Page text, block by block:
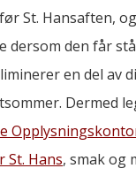
St. Hansaften,
dersom den får
en del av
Dermed
St. Hans, smak og